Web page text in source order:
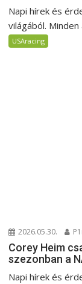
Napi hírek és
világából.
USAracing
2026.05.30.
Corey Heim
szezonban a
Napi hírek és